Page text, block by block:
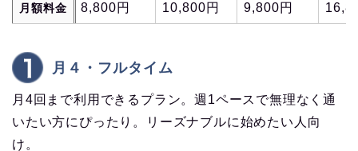
月額料金 8,800円 10,800円 9,800円
月４・フルタイム
月4回まで利用できるプラン。週1ペースで無理なく通
いたい方にぴったり。リーズナブルに始めたい人向
け。